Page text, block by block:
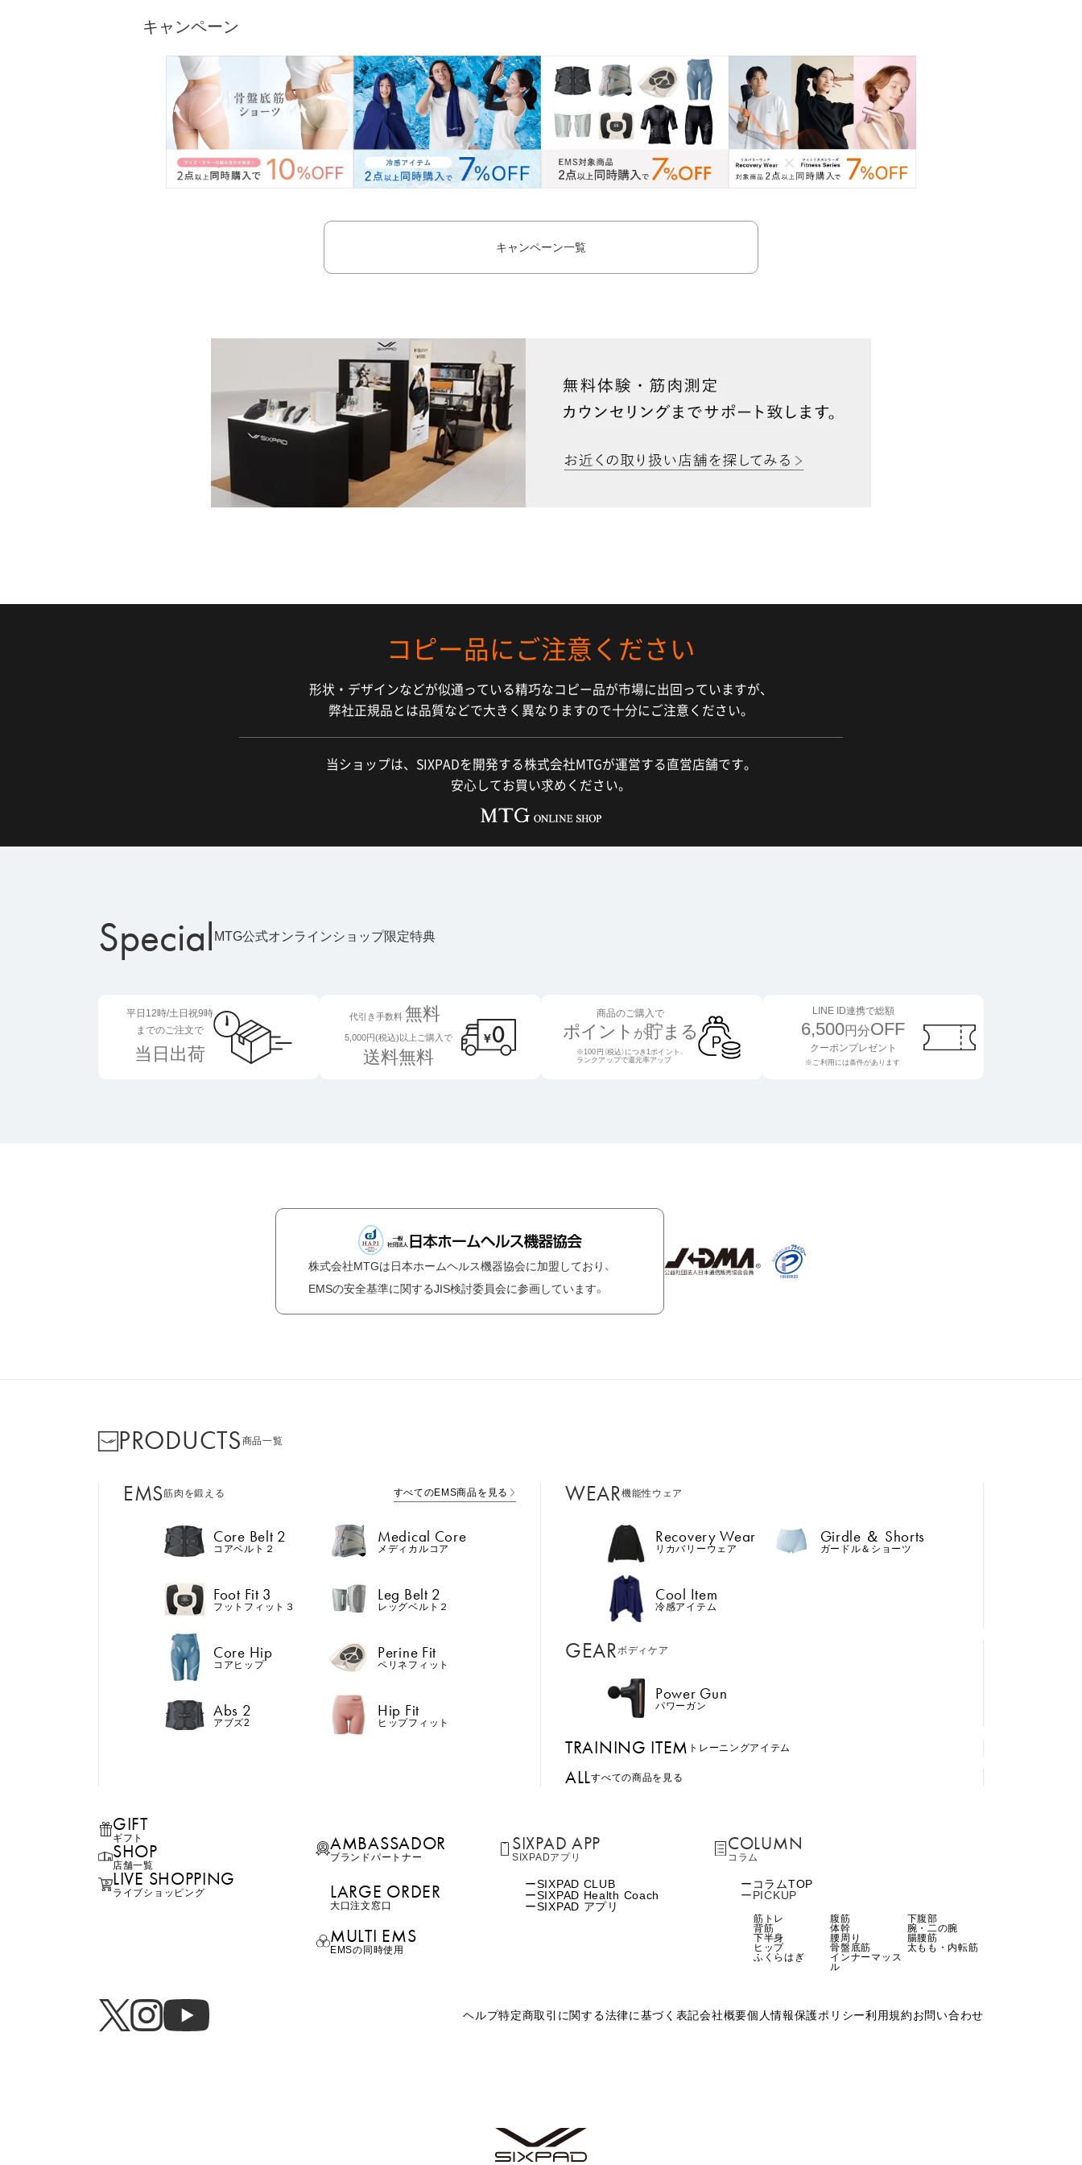
キャンペーン
キャンペーン一覧
コピー品にご注意ください
形状・デザインなどが似通っている精巧なコピー品が市場に出回っていますが、
弊社正規品とは品質などで大きく異なりますので十分にご注意ください。
当ショップは、SIXPADを開発する株式会社MTGが運営する直営店舗です。
安心してお買い求めください。
Special MTG公式オンラインショップ限定特典
平日12時/土日祝9時
までのご注文で
当日出荷
代引き手数料 無料
5,000円(税込)以上ご購入で
送料無料
商品のご購入で
ポイント が貯まる
※100円（税込）につき1ポイント、
ランクアップで還元率アップ
LINE ID連携で総額
6,500円分OFF
クーポンプレゼント
※ご利用には条件があります
株式会社MTGは日本ホームヘルス機器協会に加盟しており、
EMSの安全基準に関するJIS検討委員会に参画しています。
PRODUCTS 商品一覧
EMS筋肉を鍛える
Core Belt 2
コアベルト２
Medical Core
メディカルコア
Foot Fit 3
フットフィット３
Leg Belt 2
レッグベルト２
Core Hip
コアヒップ
Perine Fit
ペリネフィット
Abs 2
アブズ2
Hip Fit
ヒップフィット
すべてのEMS商品を見る WEAR機能性ウェア
Recovery Wear
リカバリーウェア
Girdle ＆ Shorts
ガードル＆ショーツ
Cool Item
冷感アイテム
GEARボディケア
Power Gun
パワーガン
TRAINING ITEM トレーニングアイテム
ALLすべての商品を見る
GIFT
ギフト
SHOP
店舗一覧
LIVE SHOPPING
ライブショッピング
AMBASSADOR
ブランドパートナー
SIXPAD APP
SIXPADアプリ
SIXPAD CLUB
SIXPAD Health Coach
SIXPAD アプリ
COLUMN
コラム
コラムTOP
PICKUP
筋トレ 腹筋
下腹部
背筋
体幹
腕・二の腕
下半身
腰周り
腸腰筋
ヒップ
骨盤底筋
太もも・内転筋
ふくらはぎ
インナーマッス
ル
LARGE ORDER
⼤⼝注⽂窓⼝
MULTI EMS
EMSの同時使用
ヘルプ特定商取引に関する法律に基づく表記会社概要個人情報保護ポリシー利用規約お問い合わせ